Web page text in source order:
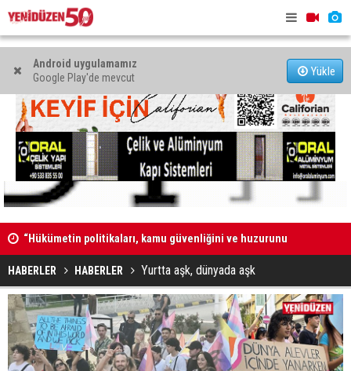
Android uygulamamız
Google Play'de mevcut
Yükle
“Hükümetin politikaları, kamu güvenliğini ve huzurunu
bozdu”
HABERLER HABERLER Yurtta aşk, dünyada aşk